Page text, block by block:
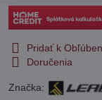
Pridať k
Doručenia
Značka: